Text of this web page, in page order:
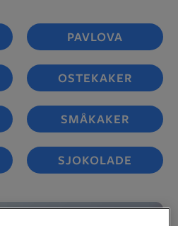
PAVLOVA
OSTEKAKER
SMÅKAKER
SJOKOLADE